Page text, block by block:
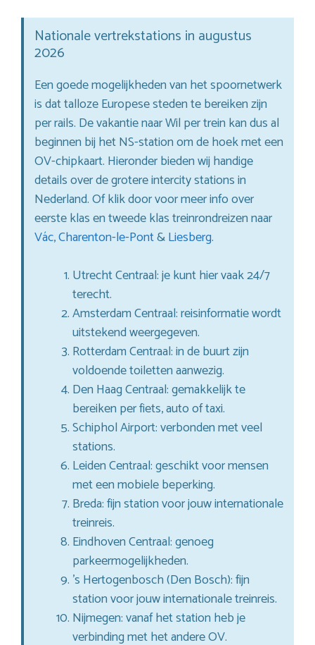
Nationale vertrekstations in augustus
2026
Een goede mogelijkheden van het spoornetwerk
is dat talloze Europese steden te bereiken zijn
per rails. De vakantie naar Wil per trein kan dus al
beginnen bij het NS-station om de hoek met een
OV-chipkaart. Hieronder bieden wij handige
details over de grotere intercity stations in
Nederland. Of klik door voor meer info over
eerste klas en tweede klas treinrondreizen naar
Vác,Charenton-le-Pont&Liesberg.
Utrecht Centraal: je kunt hier vaak 24/7
terecht.
Amsterdam Centraal: reisinformatie wordt
uitstekend weergegeven.
Rotterdam Centraal: in de buurt zijn
voldoende toiletten aanwezig.
Den Haag Centraal: gemakkelijk te
bereiken per fiets, auto of taxi.
Schiphol Airport: verbonden met veel
stations.
Leiden Centraal: geschikt voor mensen
met een mobiele beperking.
Breda: fijn station voor jouw internationale
treinreis.
Eindhoven Centraal: genoeg
parkeermogelijkheden.
’s Hertogenbosch (Den Bosch): fijn
station voor jouw internationale treinreis.
Nijmegen: vanaf het station heb je
verbinding met het andere OV.